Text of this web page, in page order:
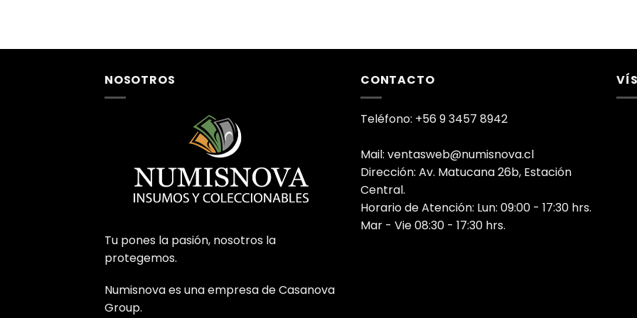
NOSOTROS
Tu pones la pasión, nosotros la
protegemos.
Numisnova es una empresa de Casanova
Group.
CONTACTO
Teléfono: +56 9 3457 8942
Mail: ventasweb@numisnova.cl
Dirección: Av. Matucana 26b, Estación
Central.
Horario de Atención: Lun: 09:00 - 17:30 hrs.
Mar - Vie 08:30 - 17:30 hrs.